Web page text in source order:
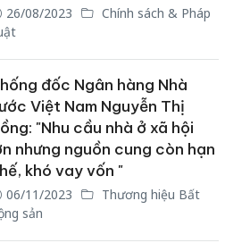
26/08/2023
Chính sách & Pháp
đốc Ngân hàng Nhà
Việt Nam Nguyễn Thị
"Nhu cầu nhà ở xã hội
nhưng nguồn cung còn hạn
khó vay vốn "
06/11/2023
Thương hiệu Bất
sản